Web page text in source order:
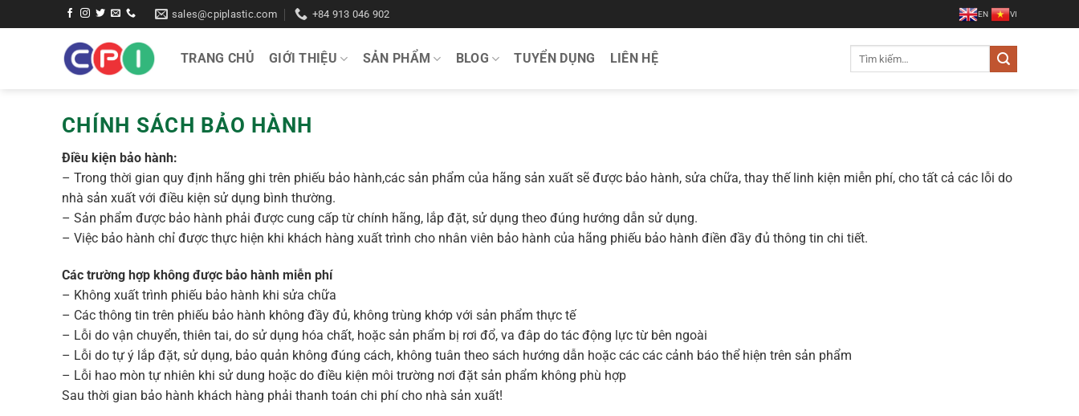
qua
sales@cpiplastic.com +84 913 046 902 EN VI
TRANG CHỦ GIỚI THIỆU SẢN PHẨM BLOG TUYỂN DỤNG LIÊN HỆ
CHÍNH SÁCH BẢO HÀNH
Điều kiện bảo hành:
– Trong thời gian quy định hãng ghi trên phiếu bảo hành,các sản phẩm của hãng sản xuất sẽ được bảo hành, sửa chữa, thay thế linh kiện miễn phí, cho tất cả các lỗi do
nhà sản xuất với điều kiện sử dụng bình thường.
– Sản phẩm được bảo hành phải được cung cấp từ chính hãng, lắp đặt, sử dụng theo đúng hướng dẫn sử dụng.
– Việc bảo hành chỉ được thực hiện khi khách hàng xuất trình cho nhân viên bảo hành của hãng phiếu bảo hành điền đầy đủ thông tin chi tiết.
Các trường hợp không được bảo hành miễn phí
– Không xuất trình phiếu bảo hành khi sửa chữa
– Các thông tin trên phiếu bảo hành không đầy đủ, không trùng khớp với sản phẩm thực tế
– Lỗi do vận chuyển, thiên tai, do sử dụng hóa chất, hoặc sản phẩm bị rơi đổ, va đâp do tác động lực từ bên ngoài
– Lỗi do tự ý lắp đặt, sử dụng, bảo quản không đúng cách, không tuân theo sách hướng dẫn hoặc các các cảnh báo thể hiện trên sản phẩm
– Lỗi hao mòn tự nhiên khi sử dung hoặc do điều kiện môi trường nơi đặt sản phẩm không phù hợp
Sau thời gian bảo hành khách hàng phải thanh toán chi phí cho nhà sản xuất!